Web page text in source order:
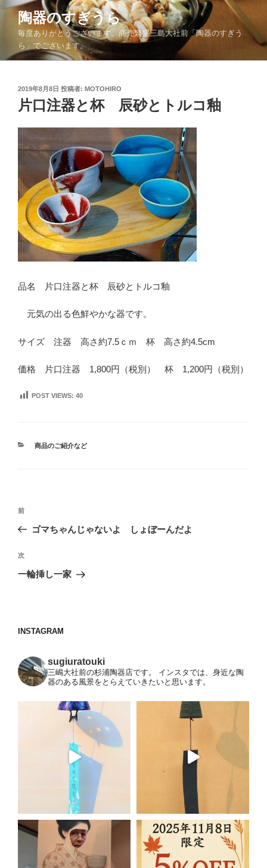
コ
ツ
陶器のすぎうら
毎度ありがとうございます。商売繁盛三島大社前「陶器のすぎう
ら」でございます。
投
稿
日:
2019年8月8日 投稿者: MOTOHIRO
片口注器と杯 辰砂とトルコ釉
品名 片口注器と杯 辰砂とトルコ釉
元気の出る色鮮やかな器です。
サイズ 注器 高さ約7.5ｃｍ 杯 高さ約4.5cm
価格 片口注器 1,800円（税別） 杯 1,200円（税別）
POST VIEWS: 40
カ
商品のご紹介など
投
ナ
ビ
ゲ
ン
前
の
稿
前
ゴマちゃんじゃないよ しょぼーんだよ
次
次
一輪挿し一家
INSTAGRAM
sugiuratouki
三嶋大社前の杉浦陶器店です。
インスタでは、身近な陶
器のある風景をとらえていきたいと思います。